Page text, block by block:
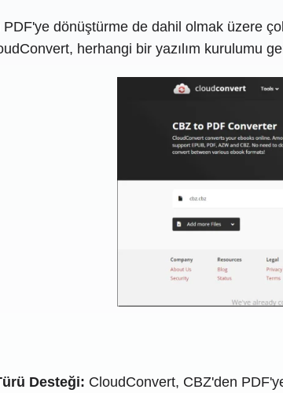
dönüştürme de dahil olmak üzere
herhangi bir yazılım kurulumu
Desteği: CloudConvert, CBZ'den